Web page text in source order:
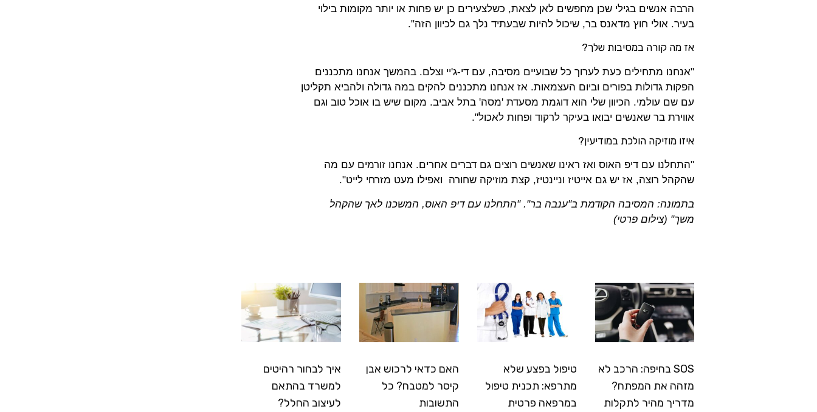
הרבה אנשים בגילי שכן מחפשים לאן לצאת, כשלצעירים כן יש פחות או יותר מקומות בילוי
בעיר. אולי חוץ מדאנס בר, שיכול להיות שבעתיד נלך גם לכיוון הזה".
אז מה קורה במסיבות שלך?
"אנחנו מתחילים כעת לערוך כל שבועיים מסיבה, עם די-ג'יי וצלם. בהמשך אנחנו מתכננים
הפקות גדולות בפורים וביום העצמאות. אז אנחנו מתכננים להקים במה גדולה ולהביא תקליטן
עם שם עולמי. הכיוון שלי הוא דוגמת מסעדת 'מסה' בתל אביב. מקום שיש בו אוכל טוב וגם
אווירת בר שאנשים יבואו בעיקר לרקוד ופחות לאכול".
איזו מוזיקה הולכת במודיעין?
"התחלנו עם דיפ האוס ואז ראינו שאנשים רוצים גם דברים אחרים. אנחנו זורמים עם מה
שהקהל רוצה, אז יש גם אייטיז וניינטיז, קצת מוזיקה שחורה ואפילו מעט מזרחי לייט".
בתמונה: המסיבה הקודמת ב"ענבה בר". "התחלנו עם דיפ האוס, המשכנו לאך שהקהל
משך" (צילום פרטי)
SOS בחיפה: הרכב לא
מזהה את המפתח?
מדריך מהיר לתקלות
טיפול בפצע שלא
מתרפא: תכנית טיפול
במרפאה פרטית
האם כדאי לרכוש אבן
קיסר למטבח? כל
התשובות
איך לבחור רהיטים
למשרד בהתאם
לעיצוב החלל?